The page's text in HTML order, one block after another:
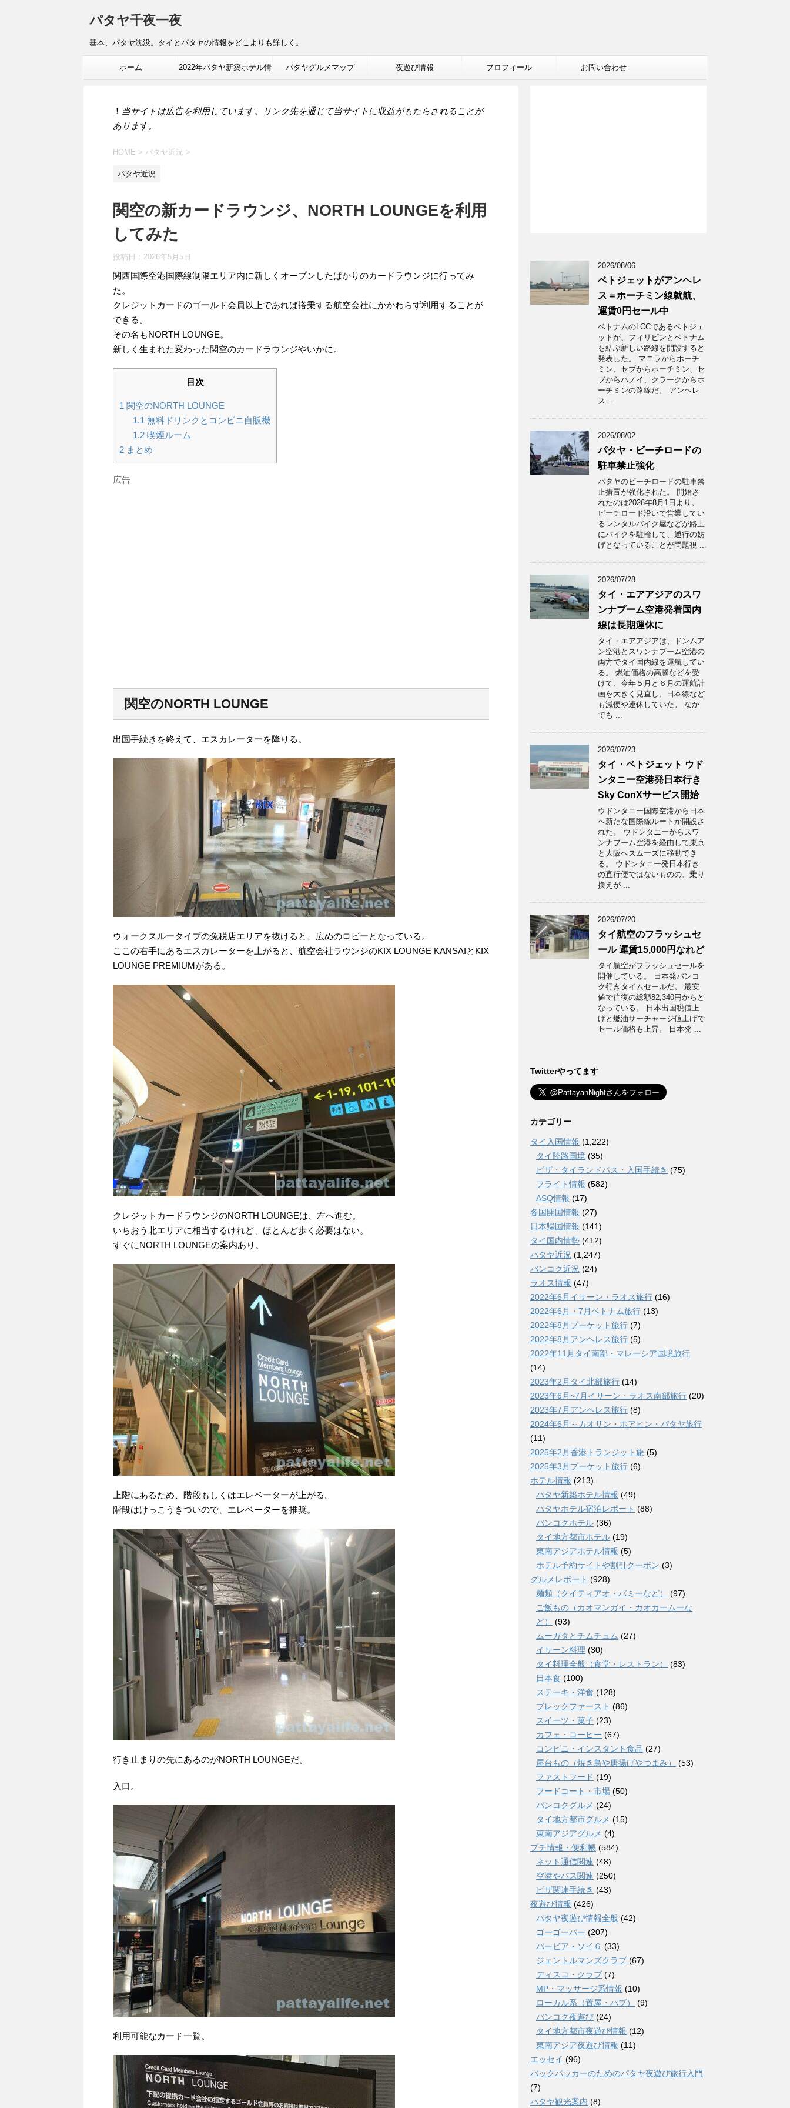
パタヤ千夜一夜
基本、パタヤ沈没。タイとパタヤの情報をどこよりも詳しく。
ホーム 2022年パタヤ新築ホテル情 パタヤグルメマップ 夜遊び情報 プロフィール お問い合わせ
！ 当サイトは広告を利用しています。リンク先を通じて当サイトに収益がもたらされることが
あります。
HOME > パタヤ近況 >
パタヤ近況
関空の新カードラウンジ、NORTH LOUNGEを利用
してみた
投稿日： 2026年5月5日
関西国際空港国際線制限エリア内に新しくオープンしたばかりのカードラウンジに行ってみ
た。
クレジットカードのゴールド会員以上であれば搭乗する航空会社にかかわらず利用することが
できる。
その名もNORTH LOUNGE。
新しく生まれた変わった関空のカードラウンジやいかに。
目次
1 関空のNORTH LOUNGE
1.1 無料ドリンクとコンビニ自販機
1.2喫煙ルーム
2 まとめ
広告
関空のNORTH LOUNGE
出国手続きを終えて、エスカレーターを降りる。
ウォークスルータイプの免税店エリアを抜けると、広めのロビーとなっている。
ここの右手にあるエスカレーターを上がると、航空会社ラウンジのKIX LOUNGE KANSAIとKIX
LOUNGE PREMIUMがある。
クレジットカードラウンジのNORTH LOUNGEは、左へ進む。
いちおう北エリアに相当するけれど、ほとんど歩く必要はない。
すぐにNORTH LOUNGEの案内あり。
上階にあるため、階段もしくはエレベーターが上がる。
階段はけっこうきついので、エレベーターを推奨。
行き止まりの先にあるのがNORTH LOUNGEだ。
入口。
利用可能なカード一覧。
2026/08/06
ベトジェットがアンヘレ
ス＝ホーチミン線就航、
運賃0円セール中
ベトナムのLCCであるベトジェ
ットが、フィリピンとベトナム
を結ぶ新しい路線を開設すると
発表した。 マニラからホーチ
ミン、セブからホーチミン、セ
ブからハノイ、クラークからホ
ーチミンの路線だ。 アンヘレ
ス ...
2026/08/02
パタヤ・ビーチロードの
駐車禁止強化
パタヤのビーチロードの駐車禁
止措置が強化された。 開始さ
れたのは2026年8月1日より。
ビーチロード沿いで営業してい
るレンタルバイク屋などが路上
にバイクを駐輪して、通行の妨
げとなっていることが問題視 ...
2026/07/28
タイ・エアアジアのスワ
ンナプーム空港発着国内
線は長期運休に
タイ・エアアジアは、ドンムア
ン空港とスワンナプーム空港の
両方でタイ国内線を運航してい
る。 燃油価格の高騰などを受
けて、今年５月と６月の運航計
画を大きく見直し、日本線など
も減便や運休していた。 なか
でも ...
2026/07/23
タイ・ベトジェット ウド
ンタニー空港発日本行き
Sky ConXサービス開始
ウドンタニー国際空港から日本
へ新たな国際線ルートが開設さ
れた。 ウドンタニーからスワ
ンナプーム空港を経由して東京
と大阪へスムーズに移動でき
る。 ウドンタニー発日本行き
の直行便ではないものの、乗り
換えが ...
2026/07/20
タイ航空のフラッシュセ
ール 運賃15,000円なれど
タイ航空がフラッシュセールを
開催している。 日本発バンコ
ク行きタイムセールだ。 最安
値で往復の総額82,340円からと
なっている。 日本出国税値上
げと燃油サーチャージ値上げで
セール価格も上昇。 日本発 ...
Twitterやってます
カテゴリー
タイ入国情報 (1,222)
タイ陸路国境 (35)
ビザ・タイランドパス・入国手続き (75)
フライト情報 (582)
ASQ情報 (17)
各国開国情報 (27)
日本帰国情報 (141)
タイ国内情勢 (412)
パタヤ近況 (1,247)
バンコク近況 (24)
ラオス情報 (47)
2022年6月イサーン・ラオス旅行 (16)
2022年6月・7月ベトナム旅行 (13)
2022年8月プーケット旅行 (7)
2022年8月アンヘレス旅行 (5)
2022年11月タイ南部・マレーシア国境旅行
(14)
2023年2月タイ北部旅行 (14)
2023年6月~7月イサーン・ラオス南部旅行 (20)
2023年7月アンヘレス旅行 (8)
2024年6月～カオサン・ホアヒン・パタヤ旅行
(11)
2025年2月香港トランジット旅 (5)
2025年3月プーケット旅行 (6)
ホテル情報 (213)
パタヤ新築ホテル情報 (49)
パタヤホテル宿泊レポート (88)
バンコクホテル (36)
タイ地方都市ホテル (19)
東南アジアホテル情報 (5)
ホテル予約サイトや割引クーポン (3)
グルメレポート (928)
麺類（クイティアオ・バミーなど）
(97)
ご飯もの（カオマンガイ・カオカームーな
ど）
(93)
ムーガタとチムチュム (27)
イサーン料理 (30)
タイ料理全般（食堂・レストラン）
(83)
日本食 (100)
ステーキ・洋食 (128)
ブレックファースト (86)
スイーツ・菓子 (23)
カフェ・コーヒー (67)
コンビニ・インスタント食品 (27)
屋台もの（焼き鳥や唐揚げやつまみ）
(53)
ファストフード (19)
フードコート・市場 (50)
バンコクグルメ (24)
タイ地方都市グルメ (15)
東南アジアグルメ (4)
プチ情報・便利帳 (584)
ネット通信関連 (48)
空港やバス関連 (250)
ビザ関連手続き (43)
夜遊び情報 (426)
パタヤ夜遊び情報全般 (42)
ゴーゴーバー (207)
バービア・ソイ６ (33)
ジェントルマンズクラブ (67)
ディスコ・クラブ (7)
MP・マッサージ系情報 (10)
ローカル系（置屋・パブ）
(9)
バンコク夜遊び (24)
タイ地方都市夜遊び情報 (12)
東南アジア夜遊び情報 (11)
エッセイ (96)
バックパッカーのためのパタヤ夜遊び旅行入門
(7)
パタヤ観光案内 (8)